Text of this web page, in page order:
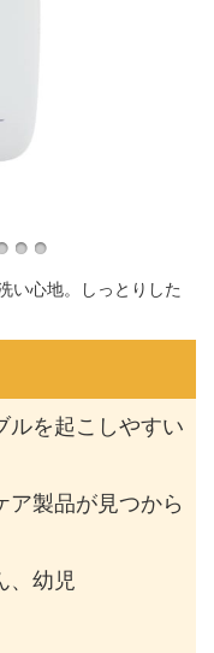
い心地。しっとりした
ルを起こしやすい
ア製品が見つから
、幼児